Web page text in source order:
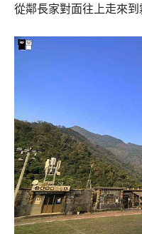
從鄰長家對面往上走來到